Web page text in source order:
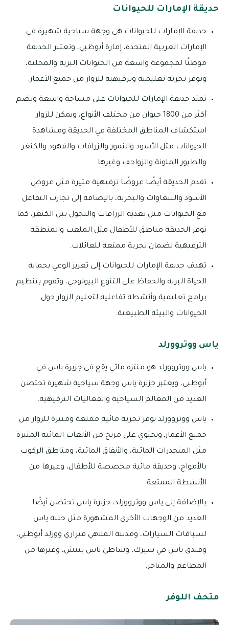
حديقة الإمارات للحيوانات
حديقة الإمارات للحيوانات هي وجهة سياحية شهيرة في
الإمارات العربية المتحدة، إمارة أبوظبي، وتعتبر الحديقة
موطنًا لمجموعة واسعة من الحيوانات البرية والمحلية،
وتوفر تجربة تعليمية وترفيهية للزوار من جميع الأعمار.
تمتد حديقة الإمارات للحيوانات على مساحة واسعة وتضم
أكثر من 1800 حيوان من مختلف الأنواع، ويمكن للزوار
استكشاف المناطق المختلفة في الحديقة ومشاهدة
الحيوانات مثل الأسود والنمور والزرافات والفهود والكنغر
والطيور الملونة والزواحف وغيرها.
تقدم الحديقة أيضًا عروضًا ترفيهية مثيرة مثل عروض
الأسود والببغاوات والبحرية، بالإضافة إلى تجارب التفاعل
مع الحيوانات مثل تغذية الزرافات والتجول بين الكنغر، كما
توفر الحديقة مناطق للأطفال مثل الملعب والمنطقة
الترفيهية لضمان تجربة ممتعة للعائلات.
تهدف حديقة الإمارات للحيوانات إلى تعزيز الوعي بحماية
الحياة البرية والحفاظ على التنوع البيولوجي، وتقوم بتنظيم
برامج تعليمية وأنشطة تفاعلية لتعليم الزوار حول
الحيوانات والبيئة الطبيعية.
ياس ووتروورلد
ياس ووتروورلد هو منتزه مائي يقع في جزيرة ياس في
أبوظبي، ويعتبر جزيرة ياس وجهة سياحية شهيرة تحتضن
العديد من المعالم السياحية والفعاليات الترفيهية.
ياس ووتروورلد يوفر تجربة مائية ممتعة ومثيرة للزوار من
جميع الأعمارـ ويحتوي على مزيج من الألعاب المائية المثيرة
مثل المنحدرات المائية، والأنفاق المائية، ومناطق الركوب
بالأمواج، وحديقة مائية مخصصة للأطفال، وغيرها من
الأنشطة الممتعة.
بالإضافة إلى ياس ووتروورلد، جزيرة ياس تحتضن أيضًا
العديد من الوجهات الأخرى المشهورة مثل حلبة ياس
لسباقات السيارات، ومدينة الملاهي فيراري وورلد أبوظبي،
وفندق ياس في سيرك، وشاطئ ياس بيتش، وغيرها من
المطاعم والمتاجر.
متحف اللوفر